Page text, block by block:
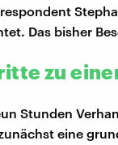
Das bisher
zu
Stunden
eine